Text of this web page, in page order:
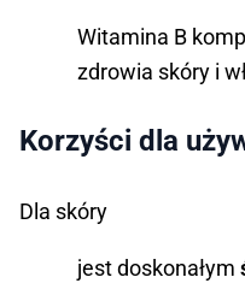
Witamina B
zdrowia skóry i
Korzyści dla
Dla skóry
jest doskonałym